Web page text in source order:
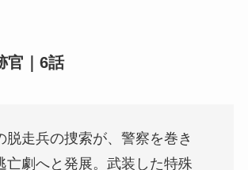
官｜6話
脱走兵の捜索が、警察を巻き
亡劇へと発展。武装した特殊